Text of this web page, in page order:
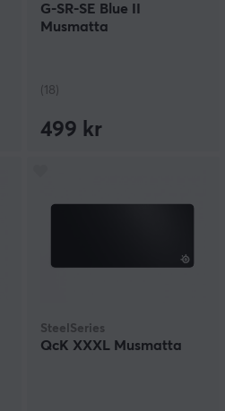
G-SR-SE Blue II
Musmatta
(18)
499 kr
SteelSeries
QcK XXXL Musmatta